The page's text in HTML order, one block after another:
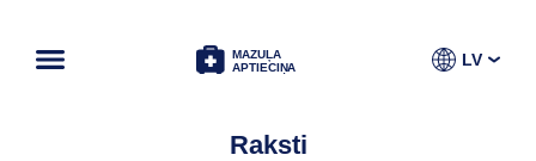
MAZUĻA
APTIECIŅA LV
Raksti